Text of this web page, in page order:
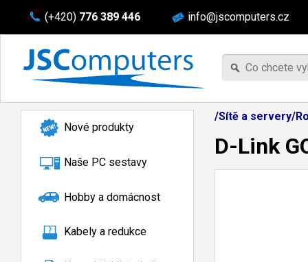
(+420) 776 389 446 info@jscomputers.cz
Nové produkty
Naše PC sestavy
Hobby a domácnost
Kabely a redukce
/Sítě a servery/
D-Link